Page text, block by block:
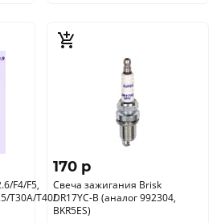
F4/F5,
T30A/T40/
170 p
Свеча зажигания Brisk
DR17YC-B (аналог 992304,
BKR5ES)